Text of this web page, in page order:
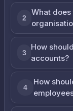
2
What
3
How
accounts?
4
How